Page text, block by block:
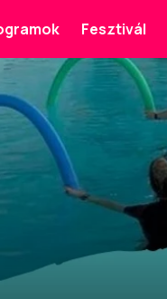
Fesztivál